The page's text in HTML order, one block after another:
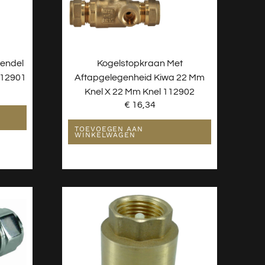
Kogelstopkraan Met
Aftapgelegenheid Kiwa 22 Mm
Knel X 22 Mm Knel 112902
€ 16,34
TOEVOEGEN AAN
WINKELWAGEN